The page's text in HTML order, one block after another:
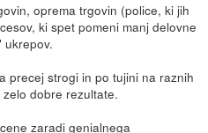
oprema trgovin (police, ki jih
ki spet pomeni manj delovne
ukrepov.
precej strogi in po tujini na raznih
dobre rezultate.
zaradi genialnega